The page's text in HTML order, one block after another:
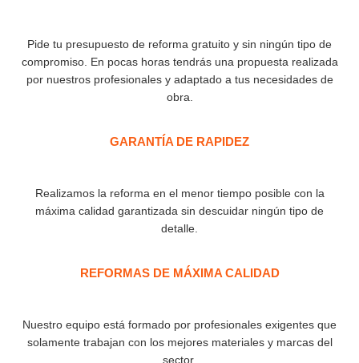
Pide tu presupuesto de reforma gratuito y sin ningún tipo de
compromiso. En pocas horas tendrás una propuesta realizada
por nuestros profesionales y adaptado a tus necesidades de
obra.
GARANTÍA DE RAPIDEZ​
Realizamos la reforma en el menor tiempo posible con la
máxima calidad garantizada sin descuidar ningún tipo de
detalle.
REFORMAS DE MÁXIMA CALIDAD
Nuestro equipo está formado por profesionales exigentes que
solamente trabajan con los mejores materiales y marcas del
sector.